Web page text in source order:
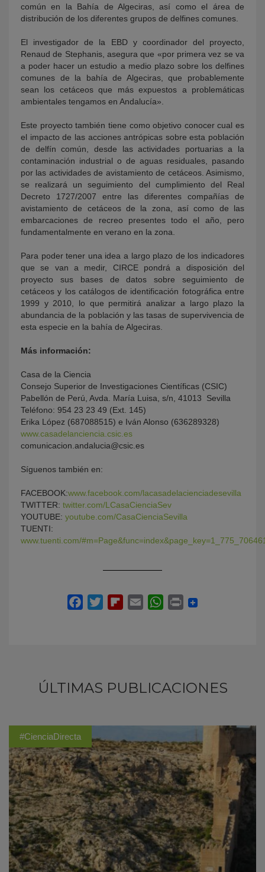
común en la Bahía de Algeciras, así como el área de
distribución de los diferentes grupos de delfines comunes.
El investigador de la EBD y coordinador del proyecto,
Renaud de Stephanis, asegura que «por primera vez se va
a poder hacer un estudio a medio plazo sobre los delfines
comunes de la bahía de Algeciras, que probablemente
sean los cetáceos que más expuestos a problemáticas
ambientales tengamos en Andalucía».
Este proyecto también tiene como objetivo conocer cual es
el impacto de las acciones antrópicas sobre esta población
de delfín común, desde las actividades portuarias a la
contaminación industrial o de aguas residuales, pasando
por las actividades de avistamiento de cetáceos. Asimismo,
se realizará un seguimiento del cumplimiento del Real
Decreto 1727/2007 entre las diferentes compañías de
avistamiento de cetáceos de la zona, así como de las
embarcaciones de recreo presentes todo el año, pero
fundamentalmente en verano en la zona.
Para poder tener una idea a largo plazo de los indicadores
que se van a medir, CIRCE pondrá a disposición del
proyecto sus bases de datos sobre seguimiento de
cetáceos y los catálogos de identificación fotográfica entre
1999 y 2010, lo que permitirá analizar a largo plazo la
abundancia de la población y las tasas de supervivencia de
esta especie en la bahía de Algeciras.
Más información:
Casa de la Ciencia
Consejo Superior de Investigaciones Científicas (CSIC)
Pabellón de Perú, Avda. María Luisa, s/n, 41013  Sevilla
Teléfono: 954 23 23 49 (Ext. 145)
Erika López (687088515) e Iván Alonso (636289328)
www.casadelanciencia.csic.es
comunicacion.andalucia@csic.es
Síguenos también en:
FACEBOOK:www.facebook.com/lacasadelacienciadesevilla
TWITTER: twitter.com/LCasaCienciaSev
YOUTUBE: youtube.com/CasaCienciaSevilla
TUENTI:
www.tuenti.com/
ÚLTIMAS PUBLICACIONES
#CienciaDirecta